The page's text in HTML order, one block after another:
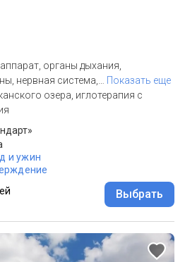
органы дыхания,
нервная система,
Показать еще
озера, иглотерапия с
и ужин
Выбрать